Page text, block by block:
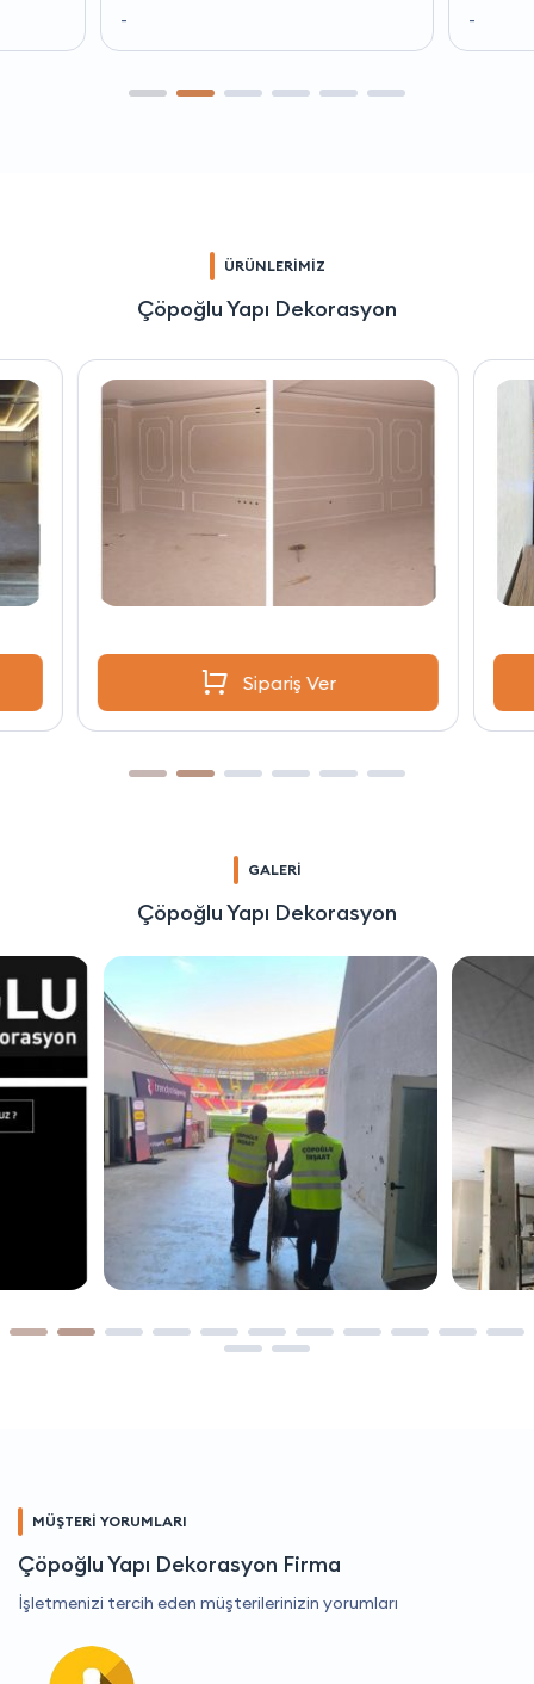
- -
ÜRÜNLERİMİZ
Çöpoğlu Yapı Dekorasyon
Sipariş Ver
GALERİ
Çöpoğlu Yapı Dekorasyon
MÜŞTERİ YORUMLARI
Çöpoğlu Yapı Dekorasyon Firma
İşletmenizi tercih eden müşterilerinizin yorumları